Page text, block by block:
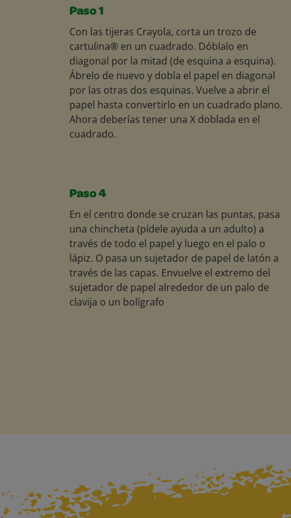
Paso 1
Con las tijeras Crayola, corta un trozo de
cartulina® en un cuadrado. Dóblalo en
diagonal por la mitad (de esquina a esquina).
Ábrelo de nuevo y dobla el papel en diagonal
por las otras dos esquinas. Vuelve a abrir el
papel hasta convertirlo en un cuadrado plano.
Ahora deberías tener una X doblada en el
cuadrado.
Paso 4
En el centro donde se cruzan las puntas, pasa
una chincheta (pídele ayuda a un adulto) a
través de todo el papel y luego en el palo o
lápiz. O pasa un sujetador de papel de latón a
través de las capas. Envuelve el extremo del
sujetador de papel alrededor de un palo de
clavija o un bolígrafo